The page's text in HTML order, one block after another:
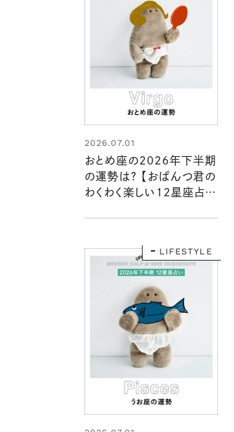
2026.07.01
おとめ座の2026年下半期
の運勢は？ 【おぱんつ君の
わくわく楽しい12星座占
LIFESTYLE